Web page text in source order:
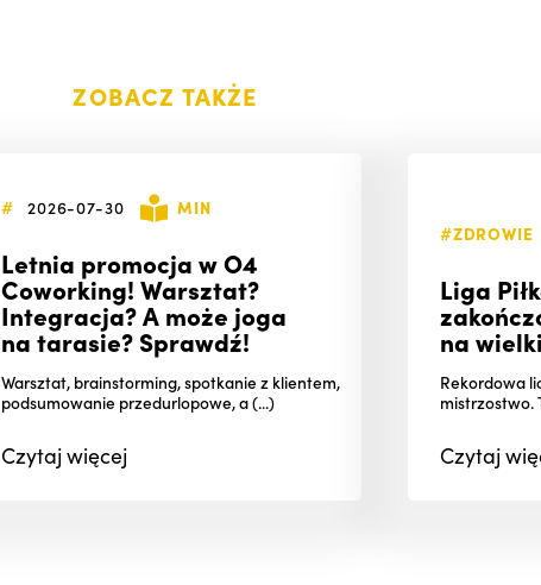
ZOBACZ TAKŻE
# 2026-07-30 MIN
Letnia promocja w O4
Coworking! Warsztat?
Integracja? A może joga
na tarasie? Sprawdź!
Warsztat, brainstorming, spotkanie z klientem,
podsumowanie przedurlopowe, a (...)
Czytajwięcej
#ZDROWIE
Liga
na
Rekordowa
mistrzostwo.
Czytaj